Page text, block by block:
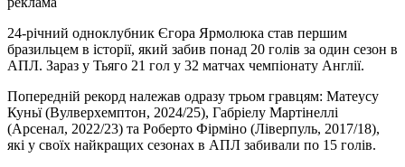
24-річний одноклубник Єгора Ярмолюка став першим
бразильцем в історії, який забив понад 20 голів за один сезон в
АПЛ. Зараз у Тьяго 21 гол у 32 матчах чемпіонату Англії.
Попередній рекорд належав одразу трьом гравцям: Матеусу
Куньї (Вулверхемптон, 2024/25), Габріелу Мартінеллі
(Арсенал, 2022/23) та Роберто Фірміно (Ліверпуль, 2017/18),
які у своїх найкращих сезонах в АПЛ забивали по 15 голів.